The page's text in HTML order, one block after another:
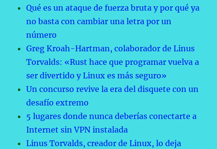
Qué es un ataque de fuerza bruta y por qué ya
no basta con cambiar una letra por un
número
Greg Kroah-Hartman, colaborador de Linus
Torvalds: «Rust hace que programar vuelva a
ser divertido y Linux es más seguro»
Un concurso revive la era del disquete con un
desafío extremo
5 lugares donde nunca deberías conectarte a
Internet sin VPN instalada
Linus Torvalds, creador de Linux, lo deja